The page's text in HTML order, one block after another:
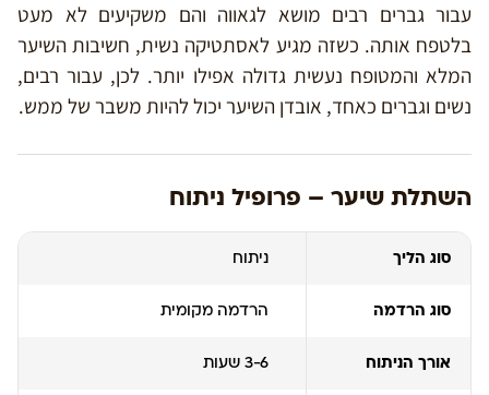
עבור גברים רבים מושא לגאווה והם משקיעים לא מעט
בלטפח אותה. כשזה מגיע לאסתטיקה נשית, חשיבות השיער
המלא והמטופח נעשית גדולה אפילו יותר. לכן, עבור רבים,
נשים וגברים כאחד, אובדן השיער יכול להיות משבר של ממש.
השתלת שיער – פרופיל ניתוח
סוג הליך ניתוח
סוג הרדמה הרדמה מקומית
אורך הניתוח 3-6 שעות